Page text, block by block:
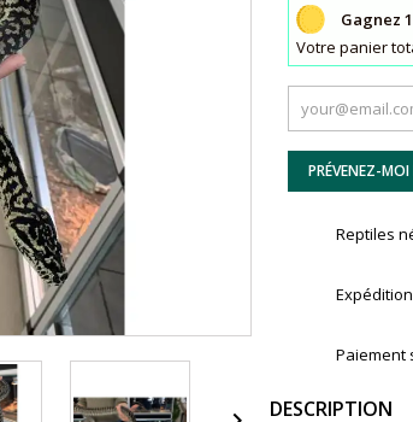
Gagnez
Votre panier
PRÉVENEZ-
Reptiles
Paiement
DESCRIPTION